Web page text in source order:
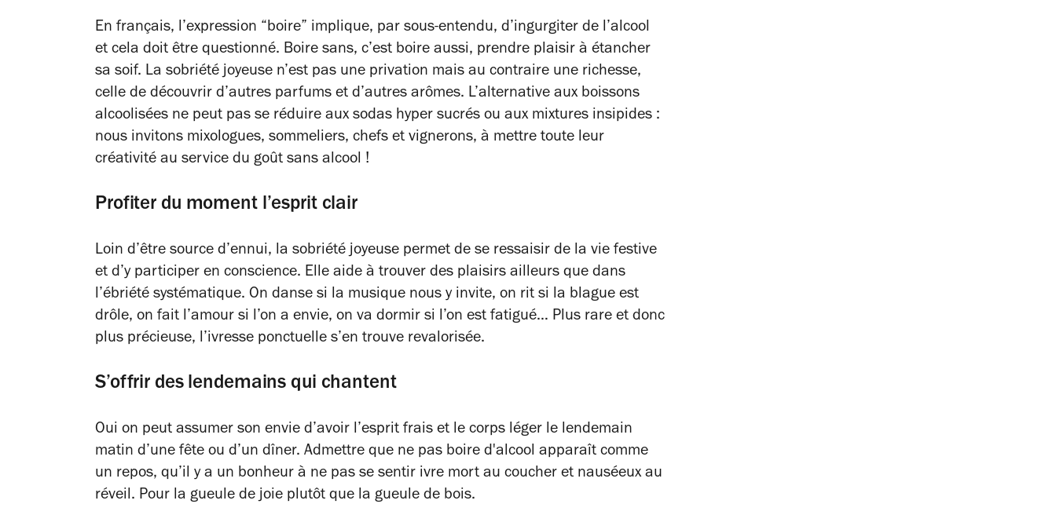
En français, l’expression “boire” implique, par sous-entendu, d’ingurgiter de l’alcool
et cela doit être questionné. Boire sans, c’est boire aussi, prendre plaisir à étancher
sa soif. La sobriété joyeuse n’est pas une privation mais au contraire une richesse,
celle de découvrir d’autres parfums et d’autres arômes. L’alternative aux boissons
alcoolisées ne peut pas se réduire aux sodas hyper sucrés ou aux mixtures insipides :
nous invitons mixologues, sommeliers, chefs et vignerons, à mettre toute leur
créativité au service du goût sans alcool !
Profiter du moment l’esprit clair
Loin d’être source d’ennui, la sobriété joyeuse permet de se ressaisir de la vie festive
et d’y participer en conscience. Elle aide à trouver des plaisirs ailleurs que dans
l’ébriété systématique. On danse si la musique nous y invite, on rit si la blague est
drôle, on fait l’amour si l’on a envie, on va dormir si l’on est fatigué… Plus rare et donc
plus précieuse, l’ivresse ponctuelle s’en trouve revalorisée.
S’offrir des lendemains qui chantent
Oui on peut assumer son envie d’avoir l’esprit frais et le corps léger le lendemain
matin d’une fête ou d’un dîner. Admettre que ne pas boire d'alcool apparaît comme
un repos, qu’il y a un bonheur à ne pas se sentir ivre mort au coucher et nauséeux au
réveil. Pour la gueule de joie plutôt que la gueule de bois.